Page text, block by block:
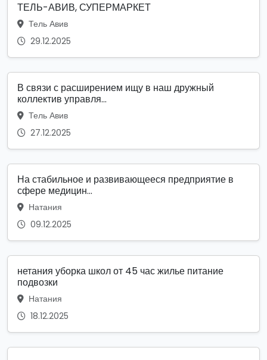
ТЕЛЬ-АВИВ, СУПЕРМАРКЕТ
Тель Авив
29.12.2025
В связи с расширением ищу в наш дружный
коллектив управля...
Тель Авив
27.12.2025
На стабильное и развивающееся предприятие в
сфере медицин...
Натания
09.12.2025
нетания уборка школ от 45 час жилье питание
подвозки
Натания
18.12.2025